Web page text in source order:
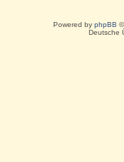
Powered by phpBB
Deutsche